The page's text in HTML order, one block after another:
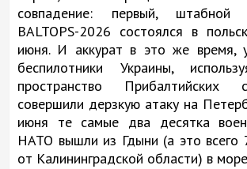
совпадение: первый, штабной
BALTOPS-2026 состоялся в
июня. И аккурат в это же время,
беспилотники Украины,
пространство
совершили дерзкую атаку на
июня те самые два десятка
НАТО вышли из Гдыни (а это всего
от Калининградской области) в